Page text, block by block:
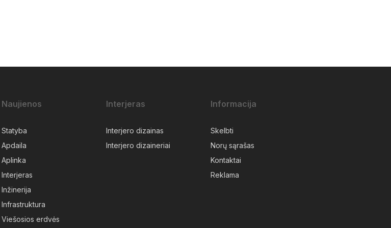
Naujienos
Statyba
Apdaila
Aplinka
Interjeras
Inžinerija
Infrastruktura
Viešosios erdvės
Interjeras
Interjero dizainas
Interjero dizaineriai
Informacija
Skelbti
Norų sąrašas
Kontaktai
Reklama